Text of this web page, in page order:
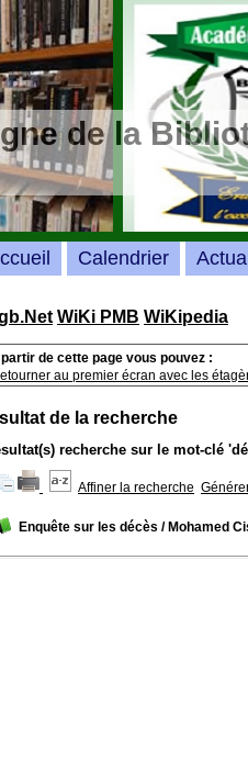
de la
WiKi PMB WiKipedia
de cette page vous pouvez :
au premier écran avec les
de la recherche
recherche sur le mot-clé
Affiner la recherche
Enquête sur les décès / Mohamed
Calendrier